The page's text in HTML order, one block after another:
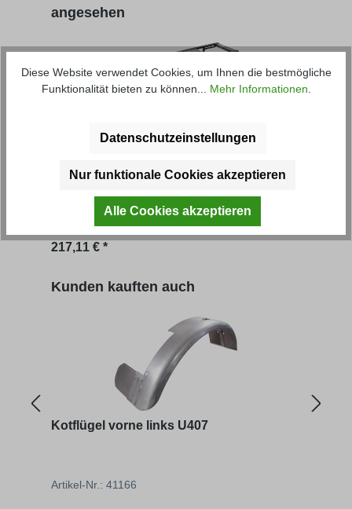
angesehen
Artikel-Nr.: 41137
Regulärer Preis:
217,11 € *
Produktgalerie überspringen
Kunden kauften auch
Kotflügel vorne links U407
Artikel-Nr.: 41166
Diese Website verwendet Cookies, um Ihnen die bestmögliche
Funktionalität bieten zu können... Mehr Informationen
Datenschutzeinstellungen
Nur funktionale Cookies akzeptieren
Alle Cookies akzeptieren